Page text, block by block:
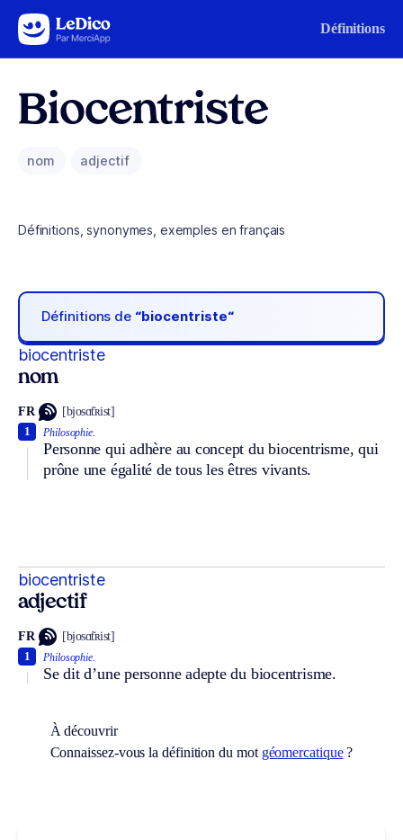
Aller au contenu Définitions
Biocentriste
nom adjectif
Définitions, synonymes, exemples en français
Définitions de “biocentriste“
biocentriste
nom
FR [bjosɑ̃tʀist]
Philosophie.
Personne qui adhère au concept du biocentrisme, qui
prône une égalité de tous les êtres vivants.
1
biocentriste
adjectif
FR [bjosɑ̃tʀist]
Philosophie.
Se dit d’une personne adepte du biocentrisme.
1
À découvrir
Connaissez-vous la définition du mot géomercatique?